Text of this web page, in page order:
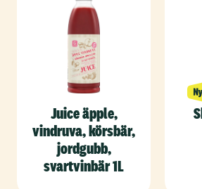
Juice äpple,
vindruva, körsbär,
jordgubb,
svartvinbär 1L